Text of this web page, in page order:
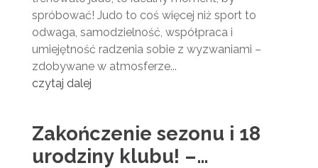
spróbować! Judo to coś więcej niż sport to
odwaga, samodzielność, współpraca i
umiejętność radzenia sobie z wyzwaniami –
zdobywane w atmosferze...
czytaj dalej
Zakończenie sezonu i 18
urodziny klubu! –